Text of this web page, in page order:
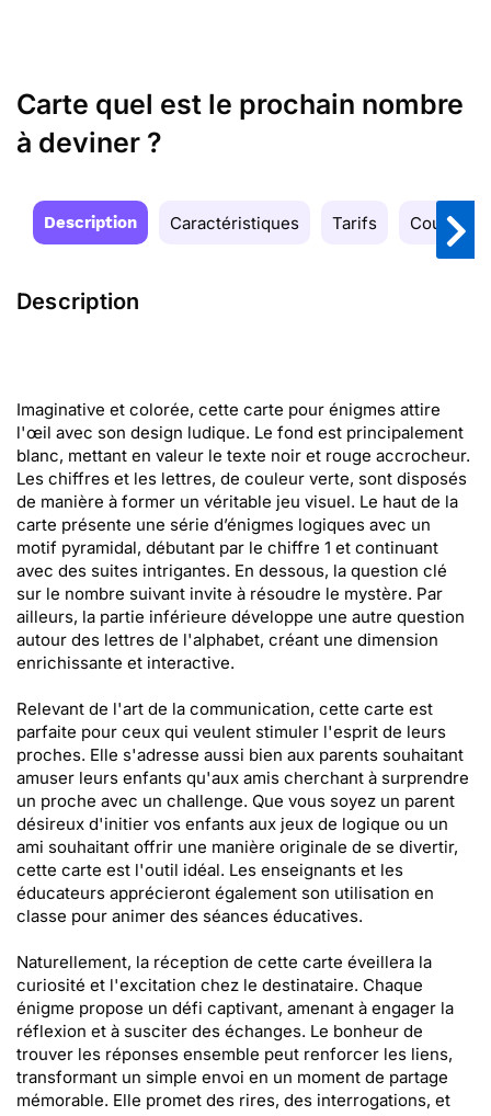
Carte quel est le prochain nombre
à deviner ?
Description Caractéristiques Tarifs Couleurs
Description
Imaginative et colorée, cette carte pour énigmes attire
l'œil avec son design ludique. Le fond est principalement
blanc, mettant en valeur le texte noir et rouge accrocheur.
Les chiffres et les lettres, de couleur verte, sont disposés
de manière à former un véritable jeu visuel. Le haut de la
carte présente une série d’énigmes logiques avec un
motif pyramidal, débutant par le chiffre 1 et continuant
avec des suites intrigantes. En dessous, la question clé
sur le nombre suivant invite à résoudre le mystère. Par
ailleurs, la partie inférieure développe une autre question
autour des lettres de l'alphabet, créant une dimension
enrichissante et interactive.
Relevant de l'art de la communication, cette carte est
parfaite pour ceux qui veulent stimuler l'esprit de leurs
proches. Elle s'adresse aussi bien aux parents souhaitant
amuser leurs enfants qu'aux amis cherchant à surprendre
un proche avec un challenge. Que vous soyez un parent
désireux d'initier vos enfants aux jeux de logique ou un
ami souhaitant offrir une manière originale de se divertir,
cette carte est l'outil idéal. Les enseignants et les
éducateurs apprécieront également son utilisation en
classe pour animer des séances éducatives.
Naturellement, la réception de cette carte éveillera la
curiosité et l'excitation chez le destinataire. Chaque
énigme propose un défi captivant, amenant à engager la
réflexion et à susciter des échanges. Le bonheur de
trouver les réponses ensemble peut renforcer les liens,
transformant un simple envoi en un moment de partage
mémorable. Elle promet des rires, des interrogations, et